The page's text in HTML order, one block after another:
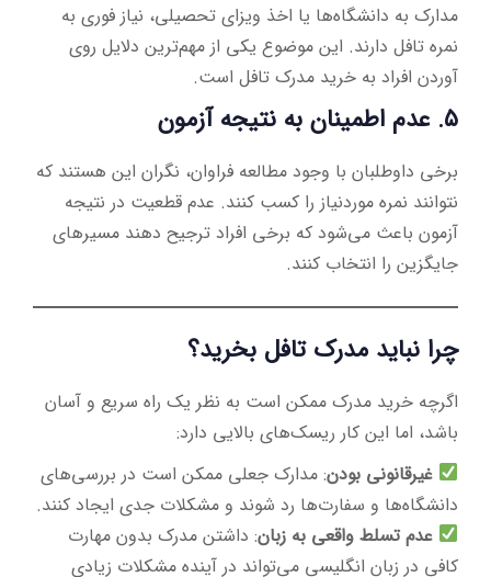
مدارک به دانشگاه‌ها یا اخذ ویزای تحصیلی، نیاز فوری به
نمره تافل دارند. این موضوع یکی از مهم‌ترین دلایل روی
آوردن افراد به خرید مدرک تافل است.
۵. عدم اطمینان به نتیجه آزمون
برخی داوطلبان با وجود مطالعه فراوان، نگران این هستند که
نتوانند نمره موردنیاز را کسب کنند. عدم قطعیت در نتیجه
آزمون باعث می‌شود که برخی افراد ترجیح دهند مسیرهای
جایگزین را انتخاب کنند.
چرا نباید مدرک تافل بخرید؟
اگرچه خرید مدرک ممکن است به نظر یک راه سریع و آسان
باشد، اما این کار ریسک‌های بالایی دارد:
غیرقانونی بودن: مدارک جعلی ممکن است در بررسی‌های
دانشگاه‌ها و سفارت‌ها رد شوند و مشکلات جدی ایجاد کنند.
عدم تسلط واقعی به زبان: داشتن مدرک بدون مهارت
کافی در زبان انگلیسی می‌تواند در آینده مشکلات زیادی